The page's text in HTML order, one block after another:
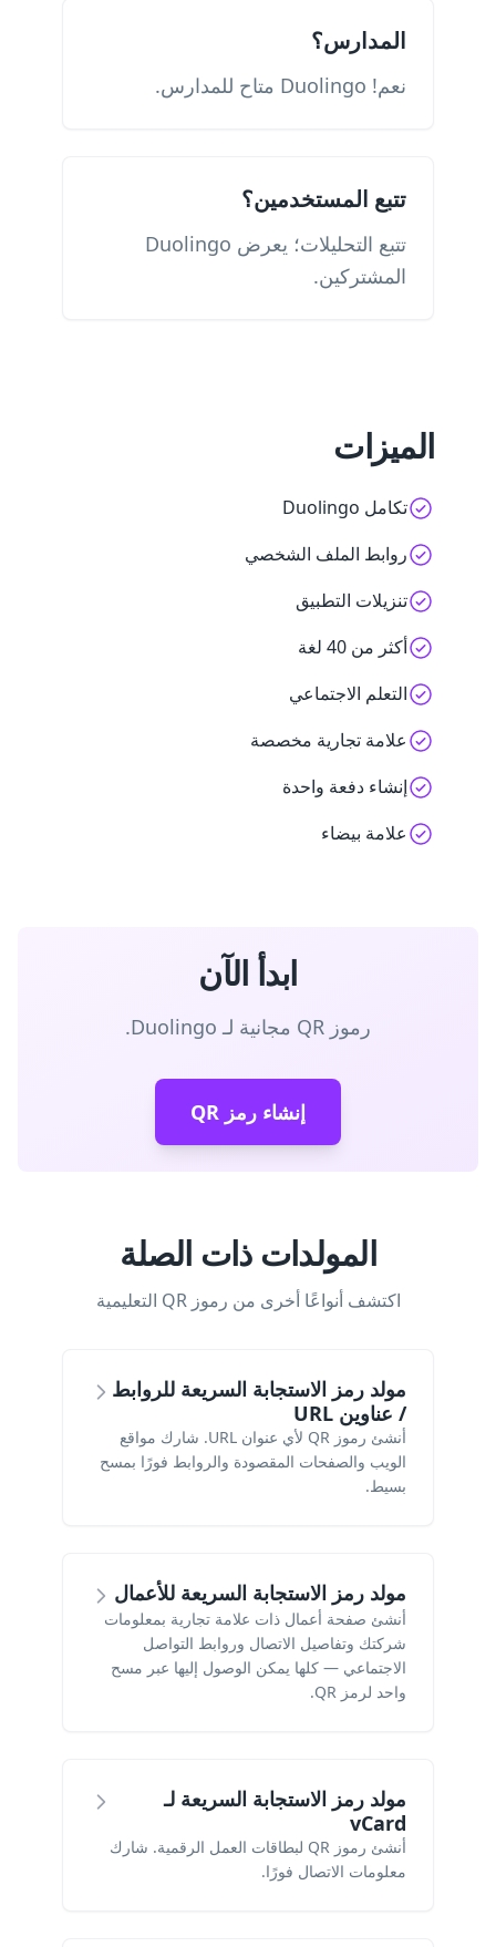
المدارس؟
نعم! Duolingo متاح للمدارس.
تتبع المستخدمين؟
تتبع التحليلات؛ يعرض Duolingo
المشتركين.
الميزات
تكامل Duolingo
روابط الملف الشخصي
تنزيلات التطبيق
أكثر من 40 لغة
التعلم الاجتماعي
علامة تجارية مخصصة
إنشاء دفعة واحدة
علامة بيضاء
ابدأ الآن
رموز QR مجانية لـ Duolingo.
إنشاء رمز QR
المولدات ذات الصلة
اكتشف أنواعًا أخرى من رموز QR التعليمية
مولد رمز الاستجابة السريعة للروابط
/ عناوين URL
أنشئ رموز QR لأي عنوان URL. شارك مواقع
الويب والصفحات المقصودة والروابط فورًا بمسح
بسيط.
مولد رمز الاستجابة السريعة للأعمال
أنشئ صفحة أعمال ذات علامة تجارية بمعلومات
شركتك وتفاصيل الاتصال وروابط التواصل
الاجتماعي — كلها يمكن الوصول إليها عبر مسح
واحد لرمز QR.
مولد رمز الاستجابة السريعة لـ
vCard
أنشئ رموز QR لبطاقات العمل الرقمية. شارك
معلومات الاتصال فورًا.